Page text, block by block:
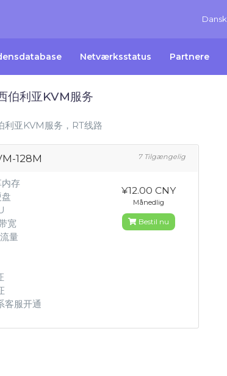
Dansk
Netværksstatus Partnere
伯利亚KVM服务
利亚KVM服务，RT线路
128M 7 Tilgængelig
存
宽
量
客服开通
¥12.00 CNY
Månedlig
Bestil nu